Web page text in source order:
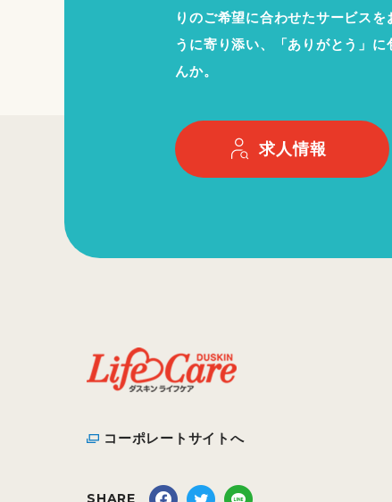
りのご希望に合わせたサービス
うに寄り添い、「ありがとう」
んか。
求人情報
コーポレートサイトへ
SHARE